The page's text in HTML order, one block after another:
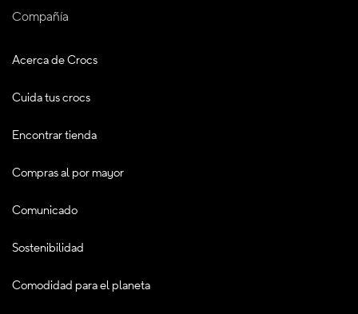
Compañía
Acerca de Crocs
Cuida tus crocs
Encontrar tienda
Compras al por mayor
Comunicado
Sostenibilidad
Comodidad para el planeta